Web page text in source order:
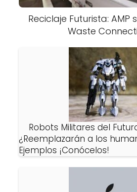
Reciclaje Futurista: AMP
Waste
Robots Militares del
¿Reemplazarán a los
Ejemplos ¡Conócelos!